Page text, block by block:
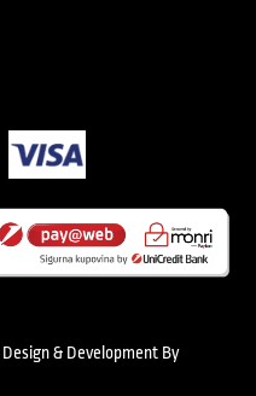
Design & Development By